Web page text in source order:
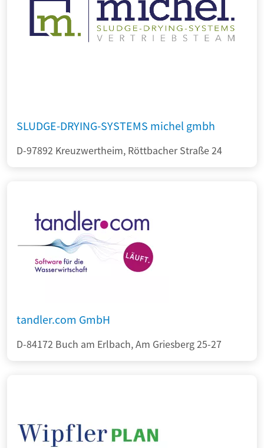
SLUDGE-DRYING-SYSTEMS michel gmbh
D-97892 Kreuzwertheim, Röttbacher Straße 24
tandler.com GmbH
D-84172 Buch am Erlbach, Am Griesberg 25-27